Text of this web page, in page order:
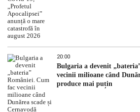
20:00
Bulgaria a devenit
vecinii milioane când
produce mai puțin